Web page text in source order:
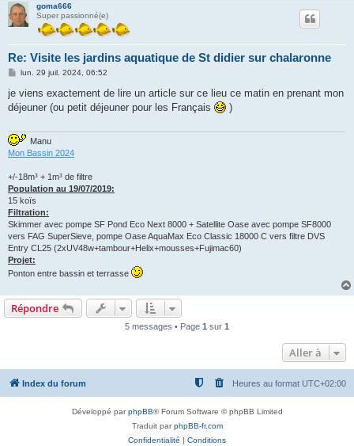
goma666
Super passionné(e)
Re: Visite les jardins aquatique de St didier sur chalaronne
M
s
a
lun. 29 juil. 2024, 06:52
je viens exactement de lire un article sur ce lieu ce matin en prenant mon
déjeuner (ou petit déjeuner pour les Français
)
Manu
Mon Bassin 2024
+/-18m³ + 1m³ de filtre
Population au 19/07/2019:
15 koïs
Filtration:
Skimmer avec pompe SF Pond Eco Next 8000 + Satellite Oase avec pompe SF8000
vers FAG SuperSieve, pompe Oase AquaMax Eco Classic 18000 C vers filtre DVS
Entry CL25 (2xUV48w+tambour+Helix+mousses+Fujimac60)
Projet:
Ponton entre bassin et terrasse
Répondre
5 messages • Page 1 sur 1
Aller à
Index du forum Heures au format UTC+02:00
Développé parphpBB® Forum Software © phpBB Limited
Traduit parphpBB-fr.com
Confidentialité | Conditions